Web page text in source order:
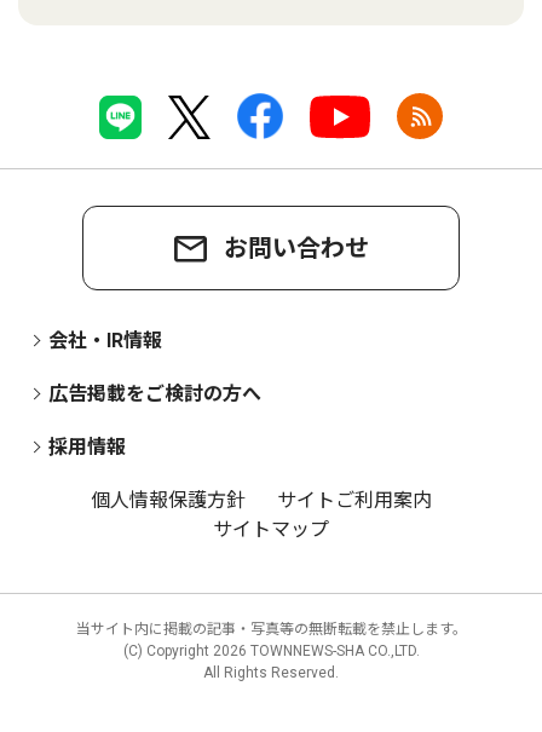
お問い合わせ
会社・IR情報
広告掲載をご検討の方へ
採用情報
個人情報保護方針
サイトご利用案内
サイトマップ
当サイト内に掲載の記事・写真等の無断転載を禁止します。
(C) Copyright 2026 TOWNNEWS-SHA CO.,LTD.
All Rights Reserved.